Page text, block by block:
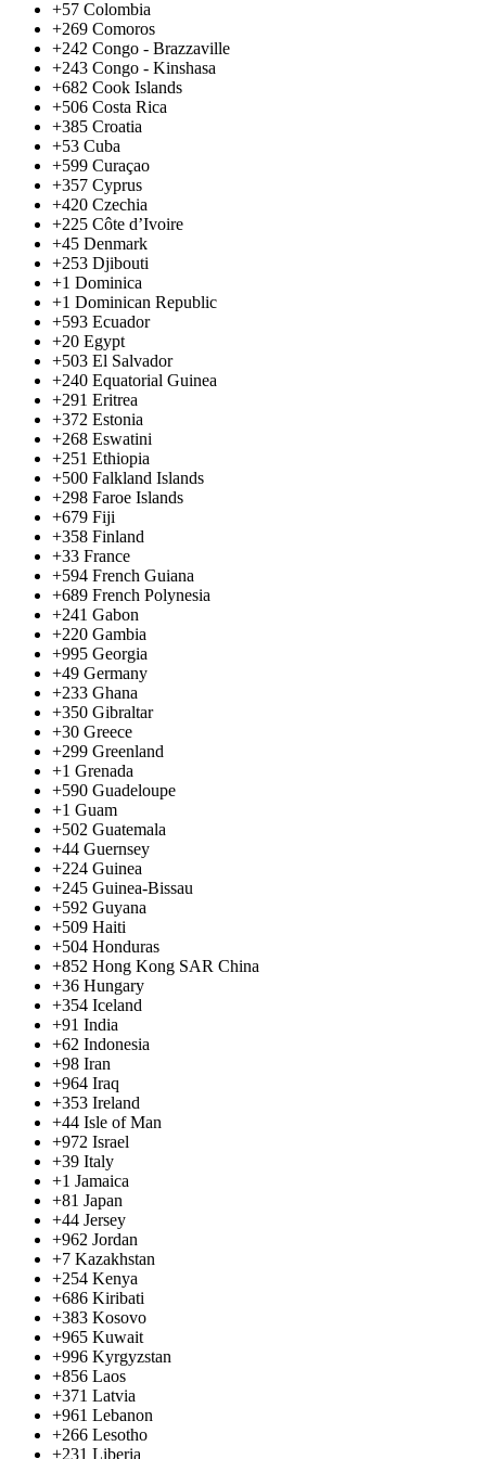
+57 Colombia
+269 Comoros
+242 Congo - Brazzaville
+243 Congo - Kinshasa
+682 Cook Islands
+506 Costa Rica
+385 Croatia
+53 Cuba
+599 Curaçao
+357 Cyprus
+420 Czechia
+225 Côte d’Ivoire
+45 Denmark
+253 Djibouti
+1 Dominica
+1 Dominican Republic
+593 Ecuador
+20 Egypt
+503 El Salvador
+240 Equatorial Guinea
+291 Eritrea
+372 Estonia
+268 Eswatini
+251 Ethiopia
+500 Falkland Islands
+298 Faroe Islands
+679 Fiji
+358 Finland
+33 France
+594 French Guiana
+689 French Polynesia
+241 Gabon
+220 Gambia
+995 Georgia
+49 Germany
+233 Ghana
+350 Gibraltar
+30 Greece
+299 Greenland
+1 Grenada
+590 Guadeloupe
+1 Guam
+502 Guatemala
+44 Guernsey
+224 Guinea
+245 Guinea-Bissau
+592 Guyana
+509 Haiti
+504 Honduras
+852 Hong Kong SAR China
+36 Hungary
+354 Iceland
+91 India
+62 Indonesia
+98 Iran
+964 Iraq
+353 Ireland
+44 Isle of Man
+972 Israel
+39 Italy
+1 Jamaica
+81 Japan
+44 Jersey
+962 Jordan
+7 Kazakhstan
+254 Kenya
+686 Kiribati
+383 Kosovo
+965 Kuwait
+996 Kyrgyzstan
+856 Laos
+371 Latvia
+961 Lebanon
+266 Lesotho
+231 Liberia